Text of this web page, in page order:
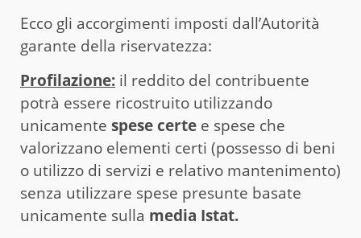
Ecco gli accorgimenti imposti dall’Autorità
garante della riservatezza:
Profilazione: il reddito del contribuente
potrà essere ricostruito utilizzando
unicamente spese certe e spese che
valorizzano elementi certi (possesso di beni
o utilizzo di servizi e relativo mantenimento)
senza utilizzare spese presunte basate
unicamente sulla media Istat.